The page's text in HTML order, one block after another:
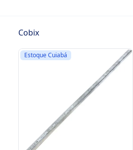
Cobix
Estoque Cuiabá